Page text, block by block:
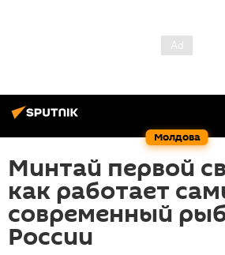
Молдова
Минтай первой
как работает
современный
России